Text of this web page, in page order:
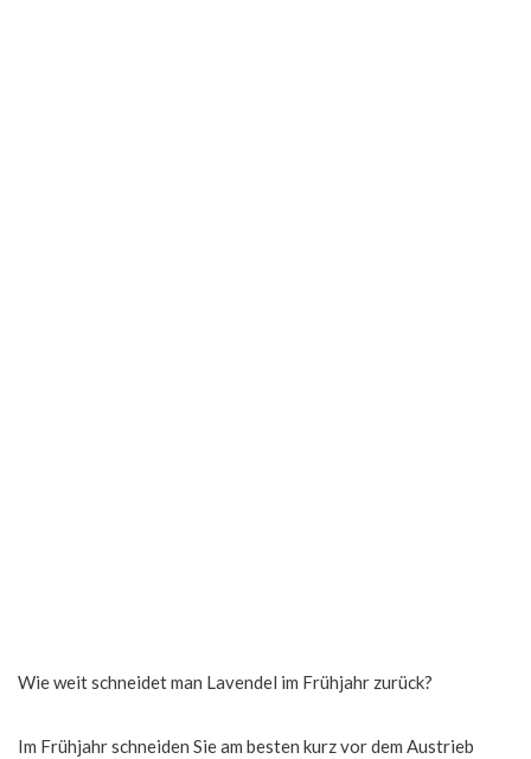
Wie weit schneidet man Lavendel im Frühjahr zurück?
Im Frühjahr schneiden Sie am besten kurz vor dem Austrieb